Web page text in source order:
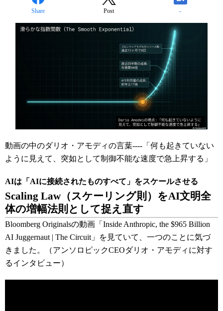
Share Post -
動画の中のダリオ・アモディの言葉----「何も起きていない
ように見えて、突如として制御不能な速度で急上昇する」
AIは「AIに接続されたものすべて」をスケールさせる
Scaling Law（スケーリング則）をAI文明全
体の増幅法則として捉え直す
Bloomberg Originalsの動画「Inside Anthropic, the $965 Billion
AI Juggernaut | The Circuit」を見ていて、一つのことに気づ
きました。（アンソロピックCEOダリオ・アモディに対す
るインタビュー）